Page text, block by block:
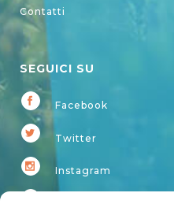
Contatti
SEGUICI SU
Facebook
Twitter
Instagram